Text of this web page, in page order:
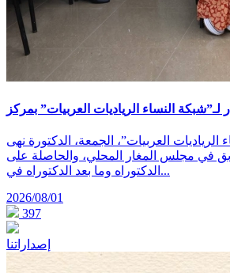
العربيات”، الجمعة، الدكتورة نهى
في مجلس المغار المحلي، والحاصلة على
الدكتوراه وما بعد الدكتوراه في...
2026/08/01
397
إصداراتنا